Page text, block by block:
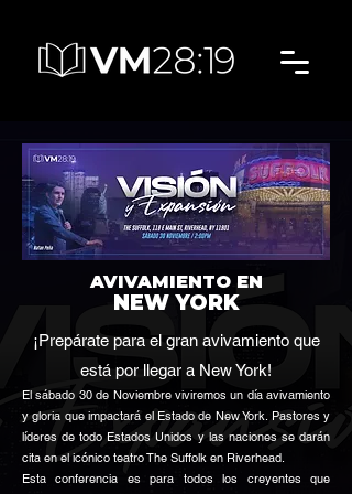
AVIVAMIENTO EN
NEW YORK
¡Prepárate para el gran avivamiento que
está por llegar a New York!
El sábado 30 de Noviembre viviremos un día avivamiento
y gloria que impactará el Estado de New York. Pastores y
líderes de todo Estados Unidos y las naciones se darán
cita en el icónico teatro The Suffolk en Riverhead.
Esta conferencia es para todos los creyentes que